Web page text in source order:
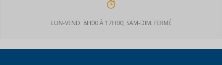
LUN-VEND: 8H00 À 17H00, SAM-DIM: FERMÉ